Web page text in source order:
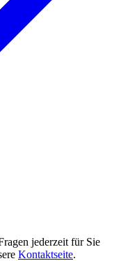
jederzeit für Sie
Kontaktseite.